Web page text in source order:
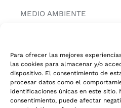
Para ofrecer las mejores
las cookies para almacenar y/o
dispositivo. El consentimiento de
procesar datos como el
identificaciones únicas en este sitio.
consentimiento, puede afectar
MEDIO AMBIENTE
INFORMACIÓN
AVISO LEGAL